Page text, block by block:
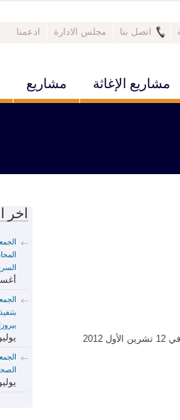
اتصل بنا مجلس الادارة ادعمنا
مشاريع الإغاثة مشاريع
اخر
يوليو 17,
يوليو 13,